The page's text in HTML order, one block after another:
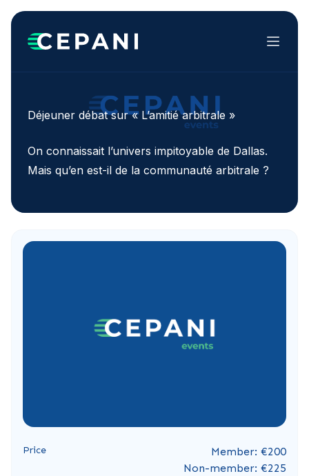
Déjeuner débat sur « L’amitié arbitrale »
On connaissait l’univers impitoyable de Dallas.
Mais qu’en est-il de la communauté arbitrale ?
Price
Member: €200
Non-member: €225